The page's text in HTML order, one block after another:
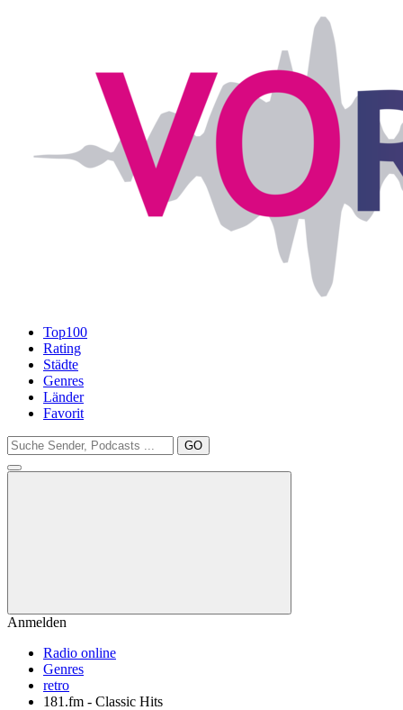
Top100
Rating
Städte
Genres
Länder
Favorit
GO
Anmelden
Radio online
Genres
retro
181.fm - Classic Hits